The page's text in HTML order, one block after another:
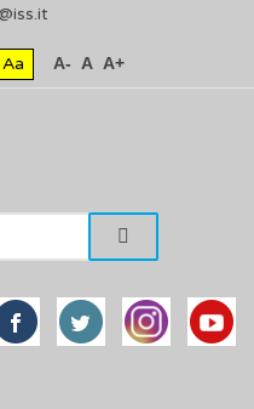
Aa A- A A+